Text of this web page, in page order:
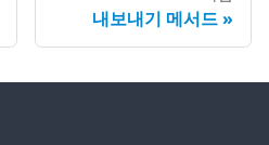
내보내기 메서드